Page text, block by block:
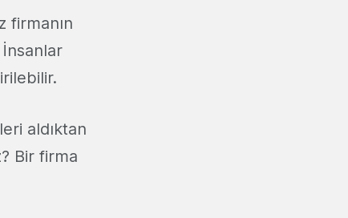
firmanın
aldıktan
Bir firma